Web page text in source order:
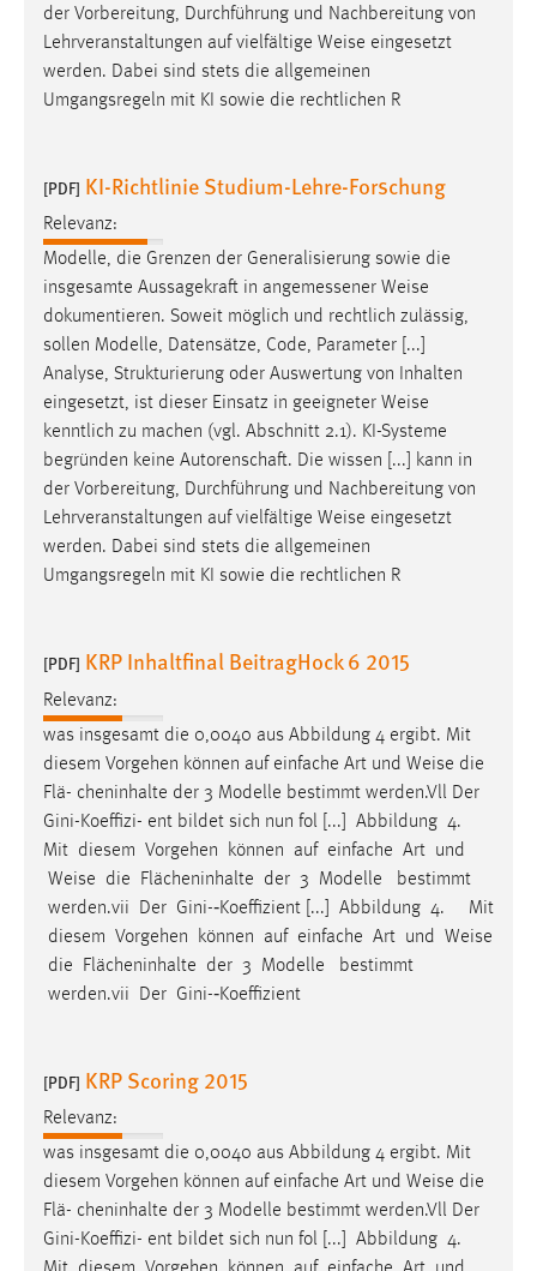
der Vorbereitung, Durchführung und Nachbereitung von
Lehrveranstaltungen auf vielfältige Weise eingesetzt
werden. Dabei sind stets die allgemeinen
Umgangsregeln mit KI sowie die rechtlichen R
[PDF] KI-Richtlinie Studium-Lehre-Forschung
Relevanz:
Modelle, die Grenzen der Generalisierung sowie die
insgesamte Aussagekraft in angemessener Weise
dokumentieren. Soweit möglich und rechtlich zulässig,
sollen Modelle, Datensätze, Code, Parameter [...]
Analyse, Strukturierung oder Auswertung von Inhalten
eingesetzt, ist dieser Einsatz in geeigneter Weise
kenntlich zu machen (vgl. Abschnitt 2.1). KI-Systeme
begründen keine Autorenschaft. Die wissen [...] kann in
der Vorbereitung, Durchführung und Nachbereitung von
Lehrveranstaltungen auf vielfältige Weise eingesetzt
werden. Dabei sind stets die allgemeinen
Umgangsregeln mit KI sowie die rechtlichen R
[PDF] KRP Inhaltfinal BeitragHock 6 2015
Relevanz:
was insgesamt die 0,0040 aus Abbildung 4 ergibt. Mit
diesem Vorgehen können auf einfache Art und Weise die
Flä- cheninhalte der 3 Modelle bestimmt werden.Vll Der
Gini-Koeffizi- ent bildet sich nun fol [...] Abbildung 4.
Mit diesem Vorgehen können auf einfache Art und
Weise die Flächeninhalte der 3 Modelle bestimmt
werden.vii Der Gini-­‐Koeffizient [...] Abbildung 4. Mit
diesem Vorgehen können auf einfache Art und Weise
die Flächeninhalte der 3 Modelle bestimmt
werden.vii Der Gini-­‐Koeffizient
[PDF] KRP Scoring 2015
Relevanz:
was insgesamt die 0,0040 aus Abbildung 4 ergibt. Mit
diesem Vorgehen können auf einfache Art und Weise die
Flä- cheninhalte der 3 Modelle bestimmt werden.Vll Der
Gini-Koeffizi- ent bildet sich nun fol [...] Abbildung 4.
Matomo
Name:
Zugriffsstatistik
Cookie Laufzeit:
Max. 13 Monate
MARKETING
Marketing Cookies werden von Drittanbietern
verwendet, um personalisierte Werbung anzuzeigen.
Sie tun dies, indem sie Besucher über Websites
hinweg verfolgen.
Google Ads
Name:
Anbieter:
Zweck:
Conversion-Tracking
Cookie Laufzeit:
3 Monate
Facebook Pixel
Name:
_fbp
Zweck:
Conversion-Tracking
Cookie Laufzeit:
3 Monate